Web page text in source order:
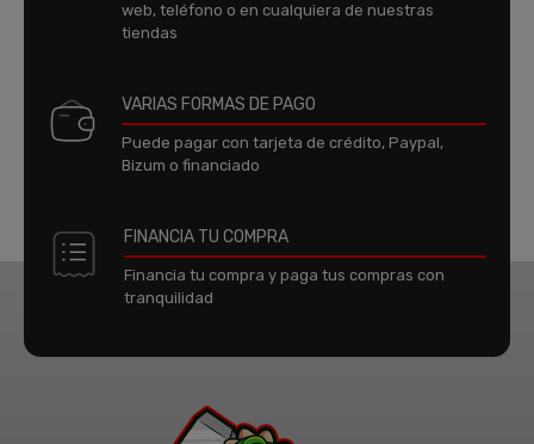
web, teléfono o en cualquiera de nuestras
tiendas
VARIAS FORMAS DE PAGO
Puede pagar con tarjeta de crédito, Paypal,
Bizum o financiado
FINANCIA TU COMPRA
Financia tu compra y paga tus compras con
tranquilidad